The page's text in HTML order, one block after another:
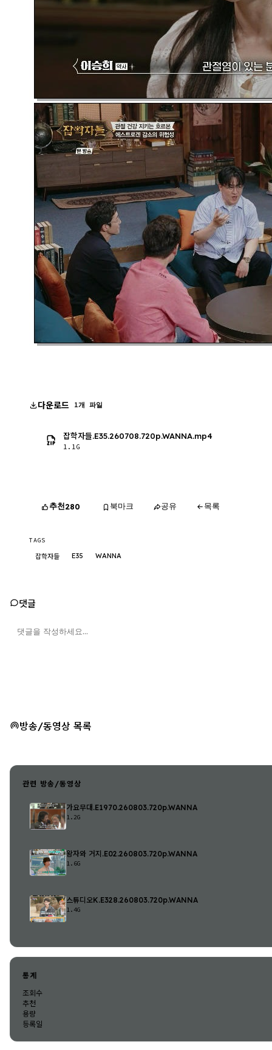
다운로드 1개 파일
잡학자들.E35.260708.720p.WANNA.mp4
1.1G
추천280 북마크 공유 목록
TAGS
잡학자들 E35 WANNA
댓글
방송/동영상 목록
관련 방송/동영상
가요무대.E1970.260803.720p.WANNA
1.2G
왕자와 거지.E02.260803.720p.WANNA
1.6G
스튜디오K.E328.260803.720p.WANNA
1.4G
통계
조회수
추천
용량
등록일